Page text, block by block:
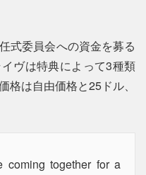
式委員会への資金を募る
ヴは特典によって3種類
は自由価格と25ドル、
coming together for a